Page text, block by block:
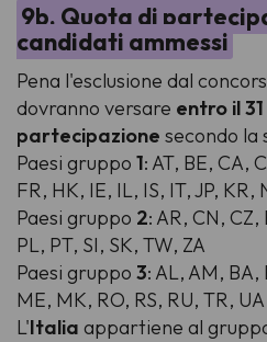
9b. Quota di
candidati ammessi
Pena l'esclusione dal
dovranno versare entro il
partecipazione secondo la
Paesi gruppo 1: AT, BE, CA,
FR, HK, IE, IL, IS, IT, JP, KR,
Paesi gruppo 2: AR, CN, CZ,
PL, PT, SI, SK, TW, ZA
Paesi gruppo 3: AL, AM, BA,
ME, MK, RO, RS, RU, TR, UA
L'Italia appartiene al